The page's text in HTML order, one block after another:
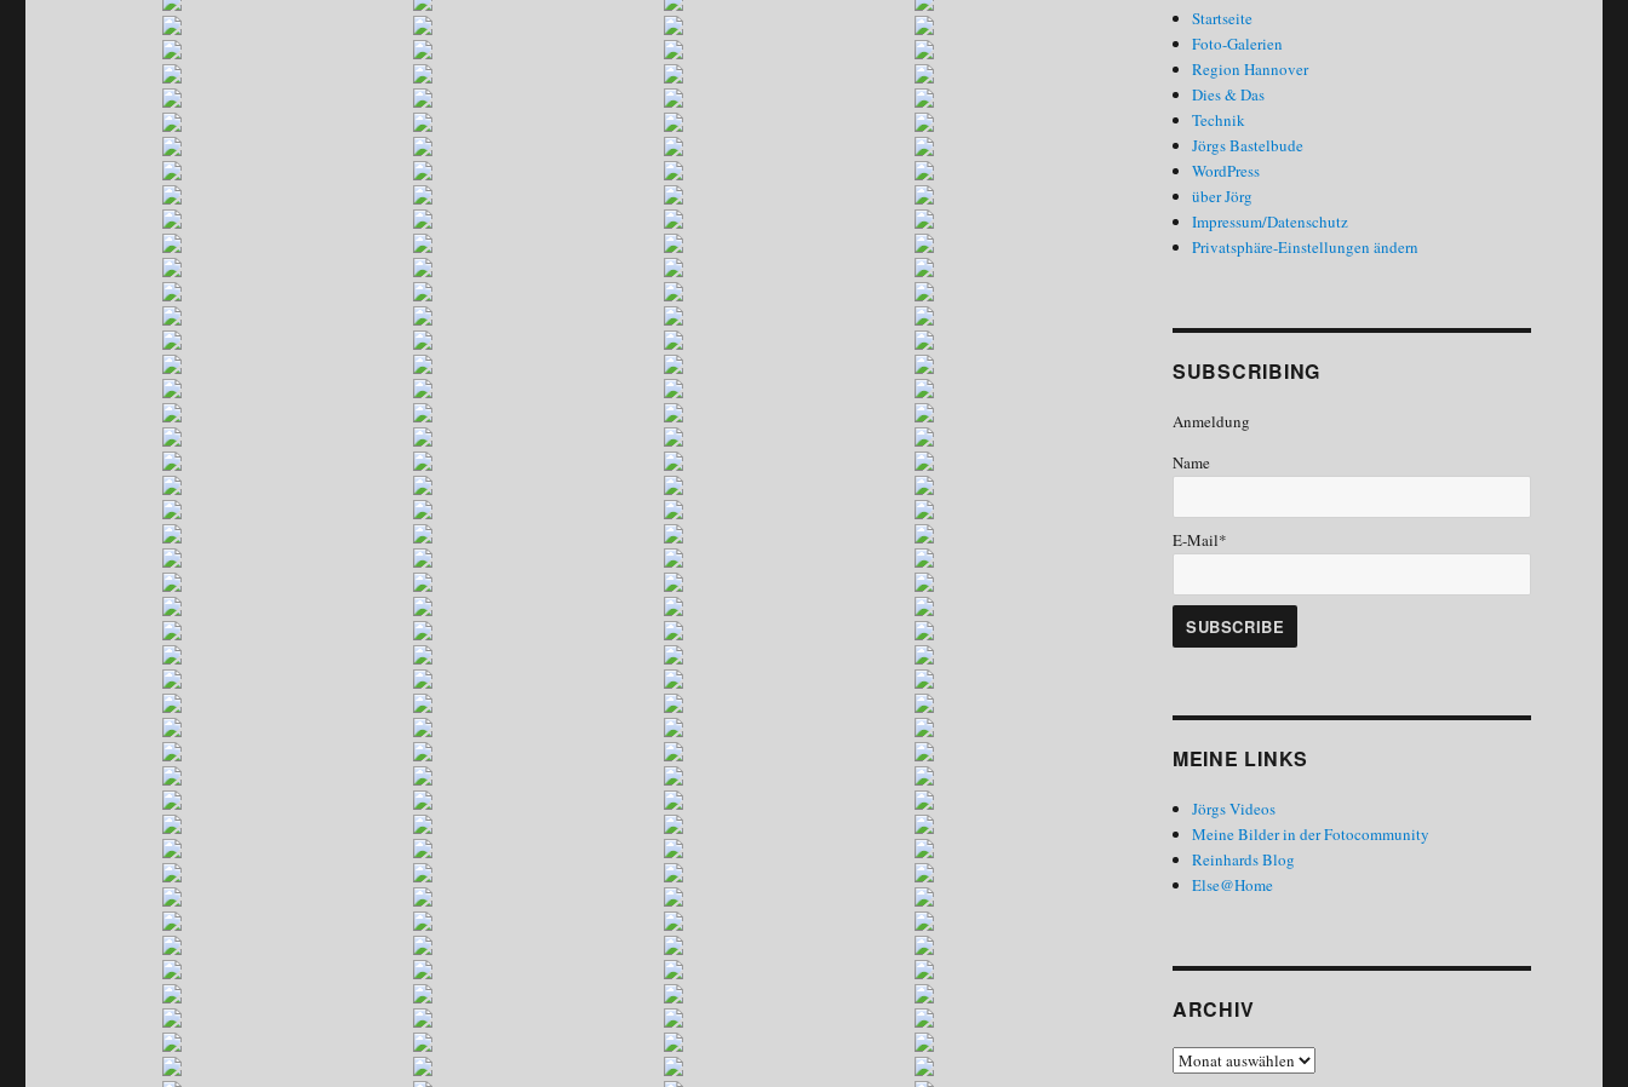
Startseite
Foto-Galerien
Region Hannover
Dies & Das
Technik
Jörgs Bastelbude
WordPress
über Jörg
Impressum/Datenschutz
Privatsphäre-Einstellungen ändern
SUBSCRIBING
Anmeldung
Name
E-Mail*
MEINE LINKS
Jörgs Videos
Meine Bilder in der Fotocommunity
Reinhards Blog
Else@Home
ARCHIV
Archiv